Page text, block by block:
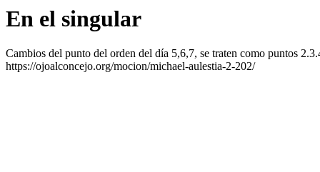
En el singular
Cambios del punto del orden del día 5,6,7, se traten como puntos
https://ojoalconcejo.org/mocion/michael-aulestia-2-202/